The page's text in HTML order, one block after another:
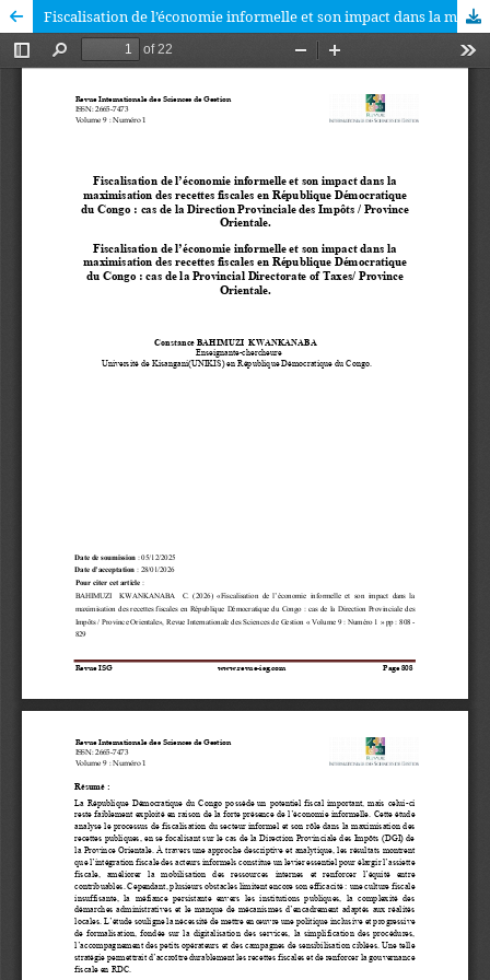
Fiscalisation de l’économie informelle et son impact dans la maximisation des recettes fiscales en République Démocratique du Congo : cas de la Direction Provinciale des Impôts / Province Orientale